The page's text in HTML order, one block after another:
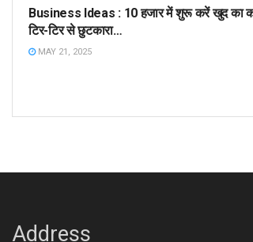
Business Ideas : 10 हजार में शुरू करें खुद का
टिर-टिर से छुटकारा…
MAY 21, 2025
Address